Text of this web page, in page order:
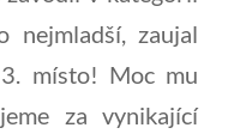
nejmladší, zaujal
místo! Moc mu
za vynikající